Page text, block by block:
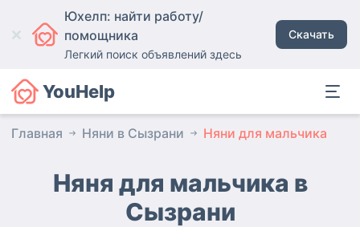
Юхелп: найти работу/
помощника
Легкий поиск объявлений здесь
Скачать
YouHelp
Главная Няни в Сызрани Няни для мальчика
Няня для мальчика в
Сызрани